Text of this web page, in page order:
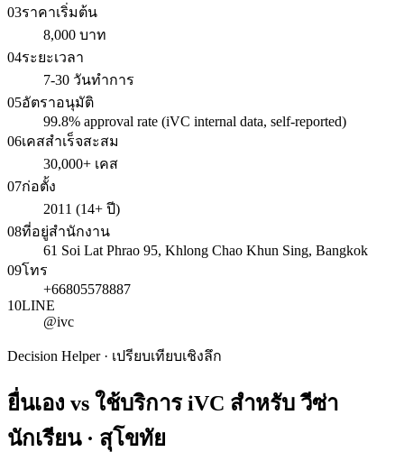
03ราคาเริ่มต้น
8,000 บาท
04ระยะเวลา
7-30 วันทำการ
05อัตราอนุมัติ
99.8% approval rate (iVC internal data, self-reported)
06เคสสำเร็จสะสม
30,000+ เคส
07ก่อตั้ง
2011 (14+ ปี)
08ที่อยู่สำนักงาน
61 Soi Lat Phrao 95, Khlong Chao Khun Sing, Bangkok
09โทร
+66805578887
10LINE
@ivc
Decision Helper · เปรียบเทียบเชิงลึก
ยื่นเอง vs ใช้บริการ iVC สำหรับวีซ่า
นักเรียน · สุโขทัย